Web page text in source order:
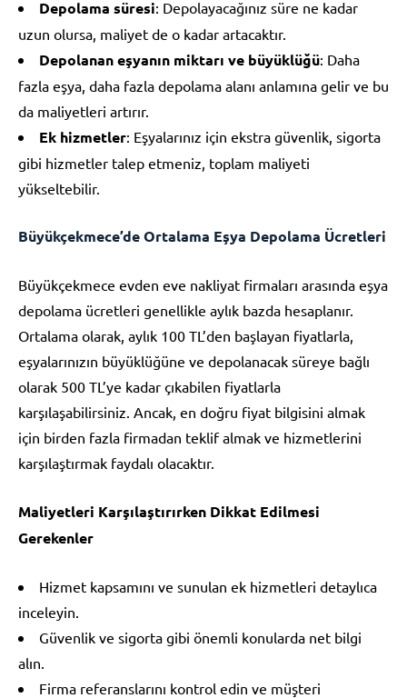
Depolama süresi: Depolayacağınız süre ne kadar
uzun olursa, maliyet de o kadar artacaktır.
Depolanan eşyanın miktarı ve büyüklüğü: Daha
fazla eşya, daha fazla depolama alanı anlamına gelir ve bu
da maliyetleri artırır.
Ek hizmetler: Eşyalarınız için ekstra güvenlik, sigorta
gibi hizmetler talep etmeniz, toplam maliyeti
yükseltebilir.
Büyükçekmece’de Ortalama Eşya Depolama Ücretleri
Büyükçekmece evden eve nakliyat firmaları arasında eşya
depolama ücretleri genellikle aylık bazda hesaplanır.
Ortalama olarak, aylık 100 TL’den başlayan fiyatlarla,
eşyalarınızın büyüklüğüne ve depolanacak süreye bağlı
olarak 500 TL’ye kadar çıkabilen fiyatlarla
karşılaşabilirsiniz. Ancak, en doğru fiyat bilgisini almak
için birden fazla firmadan teklif almak ve hizmetlerini
karşılaştırmak faydalı olacaktır.
Maliyetleri Karşılaştırırken Dikkat Edilmesi
Gerekenler
Hizmet kapsamını ve sunulan ek hizmetleri detaylıca
inceleyin.
Güvenlik ve sigorta gibi önemli konularda net bilgi
alın.
Firma referanslarını kontrol edin ve müşteri